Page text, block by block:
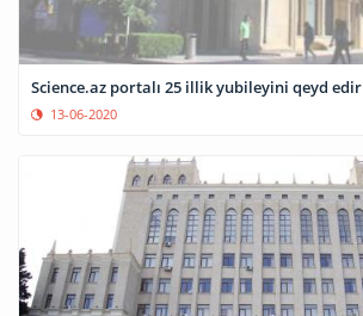
Science.az portalı 25 illik yubileyini qeyd edir
13-06-2020